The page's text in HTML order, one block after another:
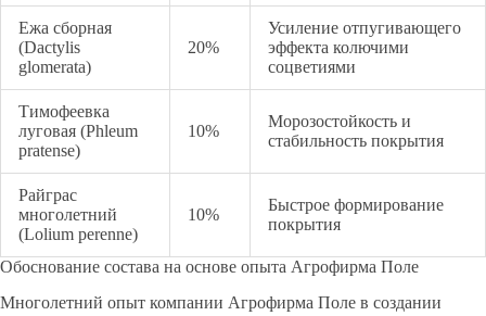
Ежа сборная
(Dactylis
glomerata)
20%
Усиление отпугивающего
эффекта колючими
соцветиями
Тимофеевка
луговая (Phleum
pratense)
10%
Морозостойкость и
стабильность покрытия
Райграс
многолетний
(Lolium perenne)
10%
Быстрое формирование
покрытия
Обоснование состава на основе опыта Агрофирма Поле
Многолетний опыт компании Агрофирма Поле в создании